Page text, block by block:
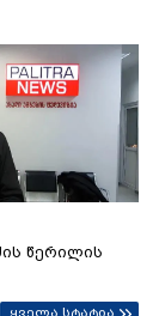
წერილის
ყველა სტატია